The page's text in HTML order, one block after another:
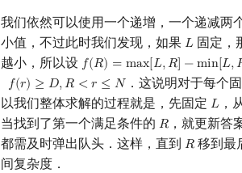
我们依然可以使用一个递增，一个递减两
小值，不过此时我们发现，如果 𝐿
L固定，
越小，所以设 𝑓(𝑅) = max[𝐿,𝑅] −min[𝐿,
f(R)= max[L,R]−min[L,R]
𝑓(𝑟) ≥ 𝐷,𝑅 < 𝑟 ≤ 𝑁 ．这说明对于每个
以我们整体求解的过程就是，先固定 𝐿
L，
当找到了第一个满足条件的 𝑅
R ，就更新答
都需及时弹出队头．这样，直到 𝑅
R 移到最
间复杂度．